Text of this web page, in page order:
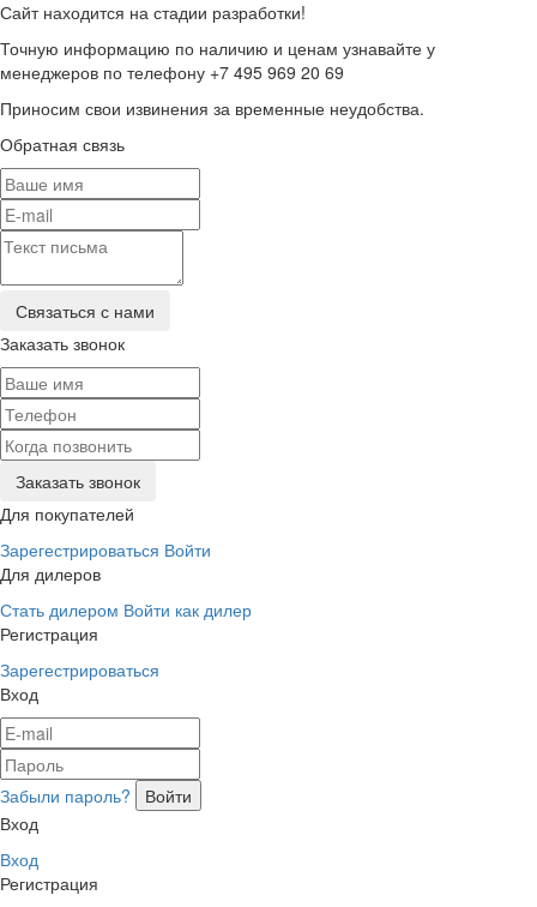
Сайт находится на стадии разработки!
Точную информацию по наличию и ценам узнавайте у
менеджеров по телефону +7 495 969 20 69
Приносим свои извинения за временные неудобства.
Обратная связь
Заказать звонок
Для покупателей
Зарегестрироваться Войти
Для дилеров
Стать дилером Войти как дилер
Регистрация
Зарегестрироваться
Вход
Забыли пароль?
Вход
Вход
Регистрация